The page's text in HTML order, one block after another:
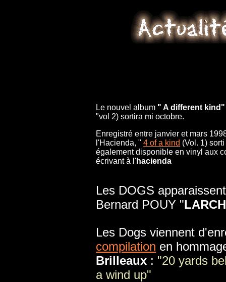
Le nouvel album " A different
"vol 2) sortira mi octobre.
Enregistré entre janvier et mars
l'Hacienda, " 4 of a kind (Vol. 1)
également disponible en vinyl aux
écrivant à l'hacienda
Les DOGS
Bernard POUY "
Les Dogs viennent
compilation en
Brilleaux : "20 yards
a wind up"